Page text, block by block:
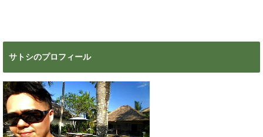
サトシのプロフィール